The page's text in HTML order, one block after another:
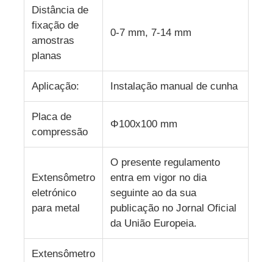
Distância de
fixação de
amostras
planas
0-7 mm, 7-14 mm
Aplicação: Instalação manual de cunha
Placa de
compressão
Φ100x100 mm
Extensômetro
eletrónico
para metal
O presente regulamento
entra em vigor no dia
seguinte ao da sua
publicação no Jornal Oficial
da União Europeia.
Extensômetro